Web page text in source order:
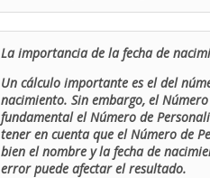
La importancia de la fecha de
Un cálculo importante es el del
nacimiento. Sin embargo, el
fundamental el Número de
tener en cuenta que el Número de
bien el nombre y la fecha de
error puede afectar el resultado.